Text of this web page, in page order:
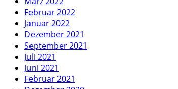
Februar 2022
Januar 2022
Dezember 2021
September 2021
Juli 2021
Juni 2021
Februar 2021